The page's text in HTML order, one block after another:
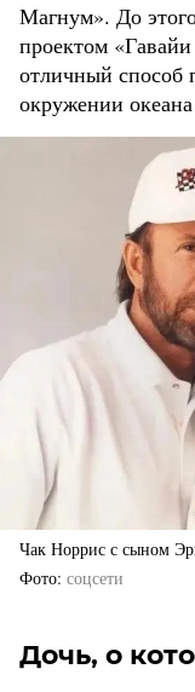
Магнум». До
проектом «Гавайи
отличный способ
окружении
Чак Норрис с сыном
Фото соцсети
Дочь, о